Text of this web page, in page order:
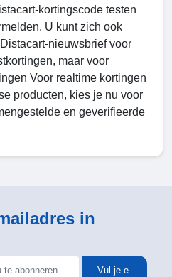
kortingscode testen
U kunt zich ook
nieuwsbrief voor
maar voor
Voor realtime kortingen
producten, kies je nu voor
en geverifieerde
in
Vul je e-